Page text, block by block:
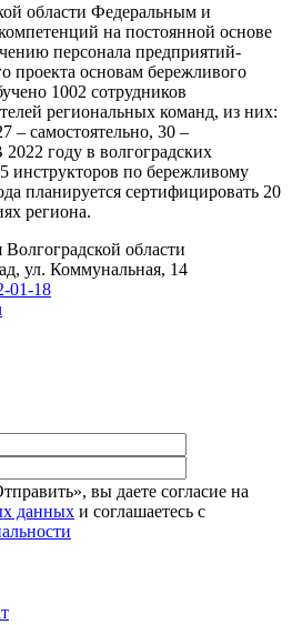
области Федеральным и
на постоянной основе
персонала предприятий-
проекта основам бережливого
1002 сотрудников
региональных команд, из них:
самостоятельно, 30 –
году в волгоградских
инструкторов по бережливому
планируется сертифицировать 20
региона.
ул. Коммунальная, 14
01-18
вы даете согласие на
данных и соглашаетесь с